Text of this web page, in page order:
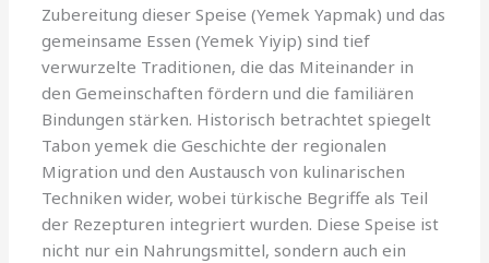
Zubereitung dieser Speise (Yemek Yapmak) und das
gemeinsame Essen (Yemek Yiyip) sind tief
verwurzelte Traditionen, die das Miteinander in
den Gemeinschaften fördern und die familiären
Bindungen stärken. Historisch betrachtet spiegelt
Tabon yemek die Geschichte der regionalen
Migration und den Austausch von kulinarischen
Techniken wider, wobei türkische Begriffe als Teil
der Rezepturen integriert wurden. Diese Speise ist
nicht nur ein Nahrungsmittel, sondern auch ein